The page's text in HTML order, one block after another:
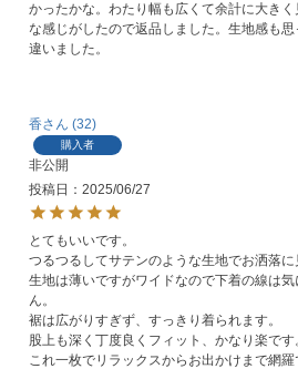
かったかな。わたり幅も広くて余計に大きく
な感じがしたので返品しました。生地感も思
違いました。
香 32
購入者
非公開
投稿日
2025/06/27
とてもいいです。
つるつるしてサテンのような生地でお洒落に
生地は薄いですがワイドなので下着の線は
ん。
裾は広がりすぎず、すっきり着られます。
股上も深く丁度良くフィット、かなり楽です
これ一枚でリラックスからお出かけまで網